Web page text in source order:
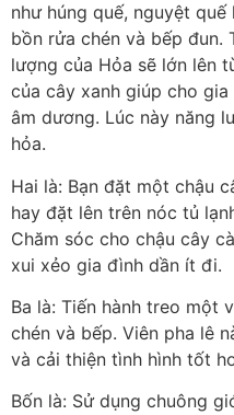
như húng quế, nguyệt
bồn rửa chén và bếp đun.
lượng của Hỏa sẽ lớn lên
của cây xanh giúp cho
âm dương. Lúc này năng
hỏa.
Hai là: Bạn đặt một chậu
hay đặt lên trên nóc tủ
Chăm sóc cho chậu cây
xui xẻo gia đình dần ít đi.
Ba là: Tiến hành treo một
chén và bếp. Viên pha lê
và cải thiện tình hình tốt
Bốn là: Sử dụng chuông